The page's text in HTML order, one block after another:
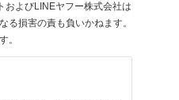
よびLINEヤフー株式会社は
る損害の責も負いかねます。
。